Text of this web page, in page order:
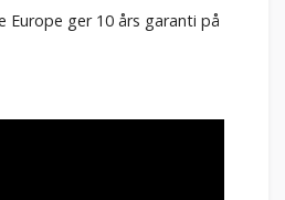
Europe ger 10 års garanti på